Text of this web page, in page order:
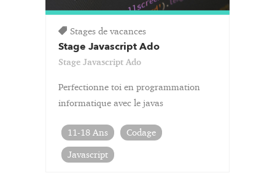
Stages de vacances
Stage Javascript Ado
Stage Javascript Ado
Perfectionne toi en programmation
informatique avec le javas
11-18 Ans
Codage
Javascript